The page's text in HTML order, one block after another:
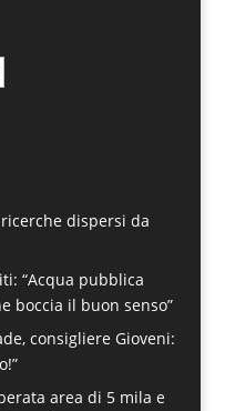
dispersi da
“Acqua pubblica
boccia il buon senso”
consigliere Gioveni:
area di 5 mila e